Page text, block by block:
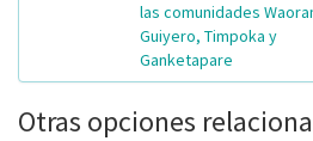
las comunidades
Guiyero, Timpoka y
Ganketapare
Otras opciones